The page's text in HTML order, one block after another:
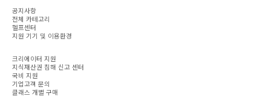
공지사항
전체 카테고리
헬프센터
지원 기기 및 이용환경
크리에이터 지원
지식재산권 침해 신고 센터
국비 지원
기업고객 문의
클래스 개별 구매